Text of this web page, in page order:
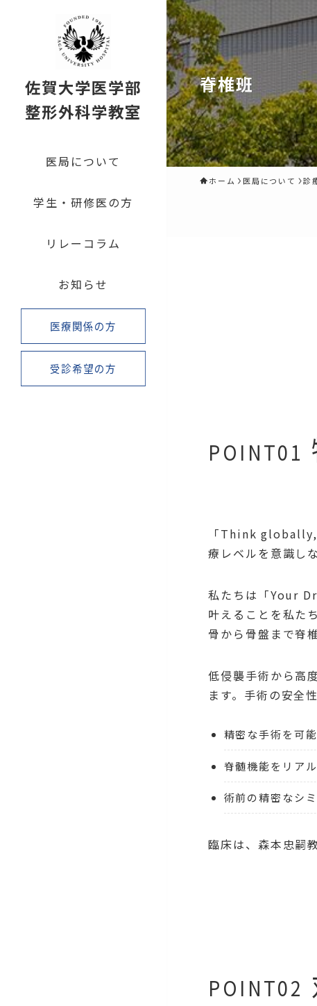
佐賀大学医学部
整形外科学教室
医局について
学生・研修医の方
リレーコラム
お知らせ
医療関係の方
受診希望の方
脊椎班
ホーム 医局について 診
POINT01
「Think globally,
療レベルを意識し
私たちは「Your
叶えることを私た
骨から骨盤まで脊
低侵襲手術から高
ます。手術の安全
精密な手術を可
脊髄機能をリア
術前の精密なシ
臨床は、森本忠嗣
POINT02